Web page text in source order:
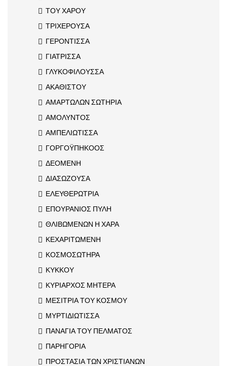
ΤΟΥ ΧΑΡΟΥ
ΤΡΙΧΕΡΟΥΣΑ
ΓΕΡΟΝΤΙΣΣΑ
ΓΙΑΤΡΙΣΣΑ
ΓΛΥΚΟΦΙΛΟΥΣΣΑ
ΑΚΑΘΙΣΤΟΥ
ΑΜΑΡΤΩΛΩΝ ΣΩΤΗΡΙΑ
ΑΜΟΛΥΝΤΟΣ
ΑΜΠΕΛΙΩΤΙΣΣΑ
ΓΟΡΓΟΫΠΗΚΟΟΣ
ΔΕΟΜΕΝΗ
ΔΙΑΣΩΖΟΥΣΑ
ΕΛΕΥΘΕΡΩΤΡΙΑ
ΕΠΟΥΡΑΝΙΟΣ ΠΥΛΗ
ΘΛΙΒΩΜΕΝΩΝ Η ΧΑΡΑ
ΚΕΧΑΡΙΤΩΜΕΝΗ
ΚΟΣΜΟΣΩΤΗΡΑ
ΚΥΚΚΟΥ
ΚΥΡΙΑΡΧΟΣ ΜΗΤΕΡΑ
ΜΕΣΙΤΡΙΑ ΤΟΥ ΚΟΣΜΟΥ
ΜΥΡΤΙΔΙΩΤΙΣΣΑ
ΠΑΝΑΓΙΑ ΤΟΥ ΠΕΛΜΑΤΟΣ
ΠΑΡΗΓΟΡΙΑ
ΠΡΟΣΤΑΣΙΑ ΤΩΝ ΧΡΙΣΤΙΑΝΩΝ